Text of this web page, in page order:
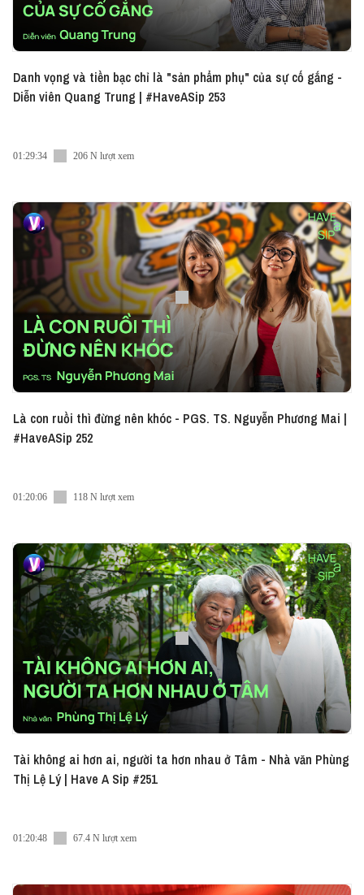
Danh vọng và tiền bạc chỉ là "sản phẩm phụ" của sự cố gắng -
Diễn viên Quang Trung | #HaveASip 253
01:29:34 206 N lượt xem
Là con ruồi thì đừng nên khóc - PGS. TS. Nguyễn Phương Mai |
#HaveASip 252
01:20:06 118 N lượt xem
Tài không ai hơn ai, người ta hơn nhau ở Tâm - Nhà văn Phùng
Thị Lệ Lý | Have A Sip #251
01:20:48 67.4 N lượt xem